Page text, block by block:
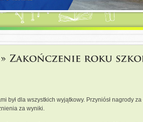
był dla wszystkich wyjątkowy. Przyniósł nagrody
za wyniki.